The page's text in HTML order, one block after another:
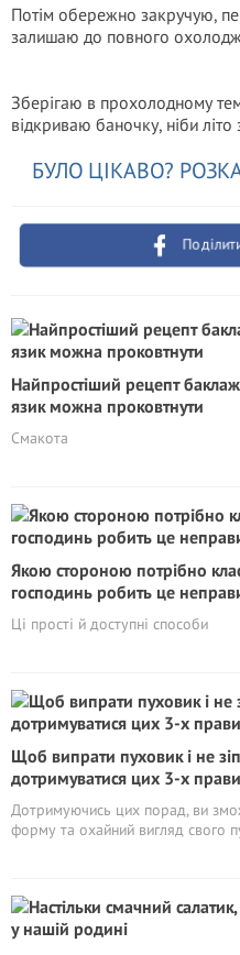
Потім обережно закручую,
залишаю до повного
Зберігаю в прохолодному
відкриваю баночку, ніби літо
БУЛО ЦІКАВО?
Найпростіший рецепт
язик можна проковтнути
Смакота
Якою стороною потрібно
господинь робить це
Ці прості й доступні способи
Щоб випрати пуховик і не
дотримуватися цих 3-х
Дотримуючись цих порад, ви
форму та охайний вигляд свого